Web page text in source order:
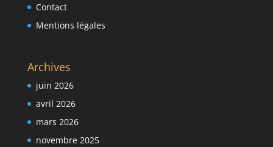
Contact
Mentions légales
Archives
juin 2026
avril 2026
mars 2026
novembre 2025